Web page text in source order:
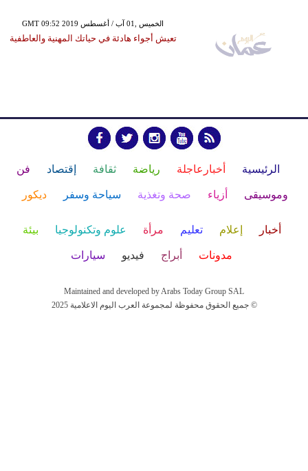
GMT 09:52 2019 الخميس ,01 آب / أغسطس
تعيش أجواء هادئة في حياتك المهنية والعاطفية
الرئيسية أخبارعاجلة رياضة ثقافة إقتصاد فن
وموسيقى أزياء صحة وتغذية سياحة وسفر ديكور
أخبار إعلام تعليم مرأة علوم وتكنولوجيا بيئة
مدونات أبراج فيديو سيارات
Maintained and developed by Arabs Today Group SAL
جميع الحقوق محفوظة لمجموعة العرب اليوم الاعلامية 2025 ©